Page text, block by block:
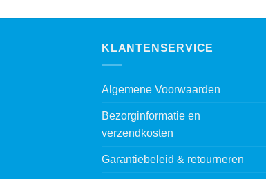
KLANTENSERVICE
Algemene Voorwaarden
Bezorginformatie en
verzendkosten
Garantiebeleid & retourneren